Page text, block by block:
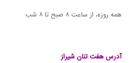
همه روزه، از ساعت ۸ صبح تا ۸ شب
آدرس هفت تنان شیراز